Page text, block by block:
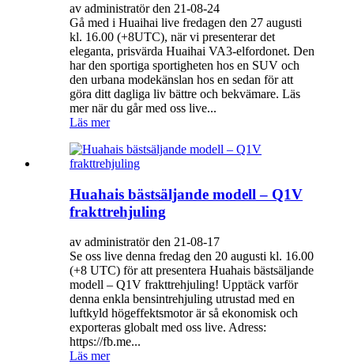
av administratör den 21-08-24
Gå med i Huaihai live fredagen den 27 augusti
kl. 16.00 (+8UTC), när vi presenterar det
eleganta, prisvärda Huaihai VA3-elfordonet. Den
har den sportiga sportigheten hos en SUV och
den urbana modekänslan hos en sedan för att
göra ditt dagliga liv bättre och bekvämare. Läs
mer när du går med oss ​​live...
Läs mer
Huahais bästsäljande modell – Q1V
frakttrehjuling
av administratör den 21-08-17
Se oss live denna fredag ​​den 20 augusti kl. 16.00
(+8 UTC) för att presentera Huahais bästsäljande
modell – Q1V frakttrehjuling! Upptäck varför
denna enkla bensintrehjuling utrustad med en
luftkyld högeffektsmotor är så ekonomisk och
exporteras globalt med oss ​​live. Adress:
https://fb.me...
Läs mer